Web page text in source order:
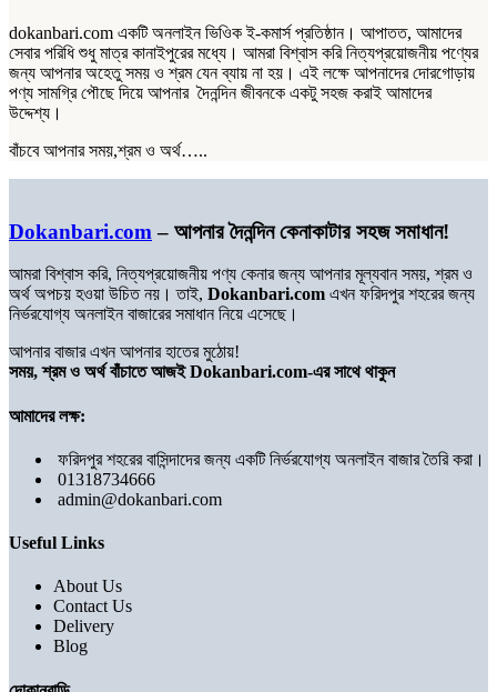
dokanbari.com একটি অনলাইন ভিওিক ই-কমার্স প্রতিষ্ঠান। আপাতত, আমাদের
সেবার পরিধি শুধু মাত্র কানাইপুরের মধ্যে। আমরা বিশ্বাস করি নিত্যপ্রয়োজনীয় পণ্যের
জন্য আপনার অহেতু সময় ও শ্রম যেন ব্যায় না হয়। এই লক্ষে আপনাদের দোরগোড়ায়
পণ্য সামগ্রি পৌছে দিয়ে আপনার দৈনন্দিন জীবনকে একটু সহজ করাই আমাদের
উদ্দেশ্য।
বাঁচবে আপনার সময়,শ্রম ও অর্থ…..
Dokanbari.com – আপনার দৈনন্দিন কেনাকাটার সহজ সমাধান!
আমরা বিশ্বাস করি, নিত্যপ্রয়োজনীয় পণ্য কেনার জন্য আপনার মূল্যবান সময়, শ্রম ও
অর্থ অপচয় হওয়া উচিত নয়। তাই, Dokanbari.com এখন ফরিদপুর শহরের জন্য
নির্ভরযোগ্য অনলাইন বাজারের সমাধান নিয়ে এসেছে।
আপনার বাজার এখন আপনার হাতের মুঠোয়!
সময়, শ্রম ও অর্থ বাঁচাতে আজই Dokanbari.com-এর সাথে থাকুন
আমাদের লক্ষ:
ফরিদপুর শহরের বাসিন্দাদের জন্য একটি নির্ভরযোগ্য অনলাইন বাজার তৈরি করা।
01318734666
admin@dokanbari.com
Useful Links
About Us
Contact Us
Delivery
Blog